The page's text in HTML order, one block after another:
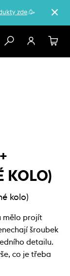
zde.🥳
KOLO)
kolo)
mělo projít
šroubek
detailu.
co je třeba